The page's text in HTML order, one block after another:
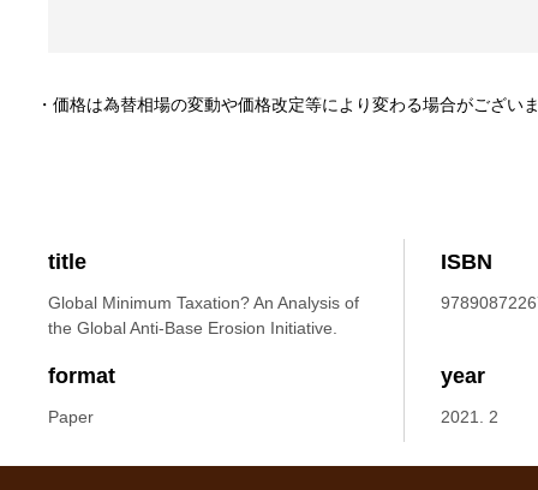
title
Global Minimum Taxation? An Analysis of
the Global Anti-Base Erosion Initiative.
ISBN
format
Paper
year
2021. 2
・価格は為替相場の変動や価格改定等により変わる場合がござい